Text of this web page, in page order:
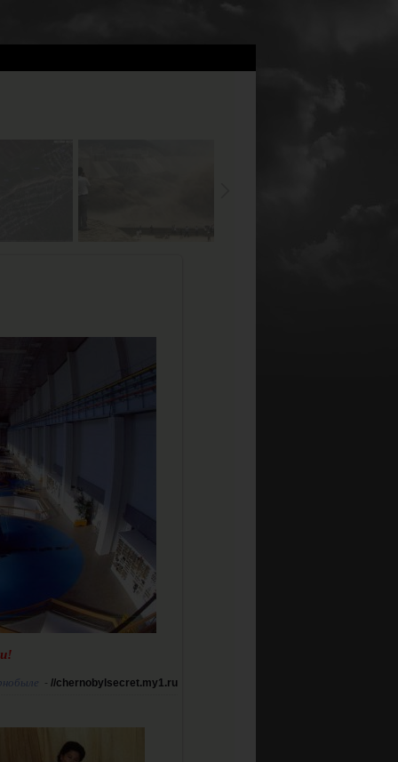
- //chernobylsecret.my1.ru